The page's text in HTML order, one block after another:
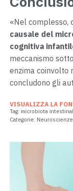
«Nel complesso,
causale del
cognitiva
meccanismo
enzima coinvolto
concludono gli
VISUALIZZA LA
Tag: microbiota
Categorie: Neuroscienze